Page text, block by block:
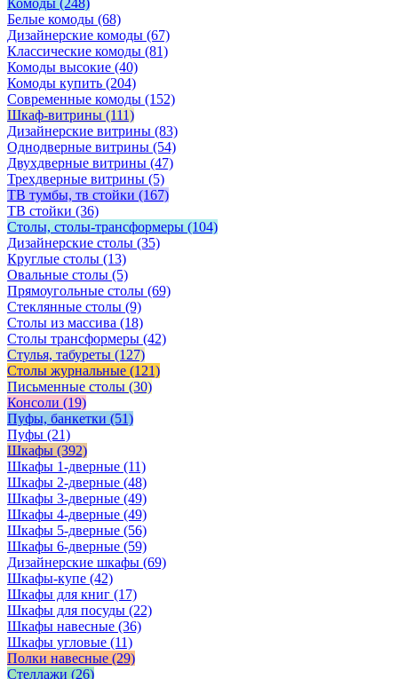
Комоды (248)
Белые комоды (68)
Дизайнерские комоды (67)
Классические комоды (81)
Комоды высокие (40)
Комоды купить (204)
Современные комоды (152)
Шкаф-витрины (111)
Дизайнерские витрины (83)
Однодверные витрины (54)
Двухдверные витрины (47)
Трехдверные витрины (5)
ТВ тумбы, тв стойки (167)
ТВ стойки (36)
Столы, столы-трансформеры (104)
Дизайнерские столы (35)
Круглые столы (13)
Овальные столы (5)
Прямоугольные столы (69)
Стеклянные столы (9)
Столы из массива (18)
Столы трансформеры (42)
Стулья, табуреты (127)
Столы журнальные (121)
Письменные столы (30)
Консоли (19)
Пуфы, банкетки (51)
Пуфы (21)
Шкафы (392)
Шкафы 1-дверные (11)
Шкафы 2-дверные (48)
Шкафы 3-дверные (49)
Шкафы 4-дверные (49)
Шкафы 5-дверные (56)
Шкафы 6-дверные (59)
Дизайнерские шкафы (69)
Шкафы-купе (42)
Шкафы для книг (17)
Шкафы для посуды (22)
Шкафы навесные (36)
Шкафы угловые (11)
Полки навесные (29)
Стеллажи (26)